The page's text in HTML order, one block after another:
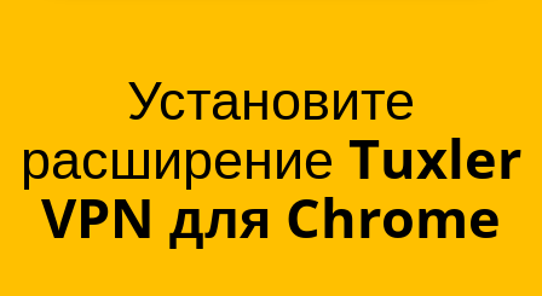
Установите
расширение Tuxler
VPN для Chrome